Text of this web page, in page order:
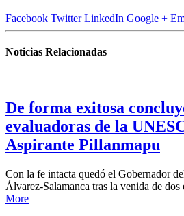
Facebook Twitter LinkedIn Google +
Noticias Relacionadas
De forma exitosa
evaluadoras de la
Aspirante Pillanmapu
Con la fe intacta quedó el Gobernador
Álvarez-Salamanca tras la venida de dos
More